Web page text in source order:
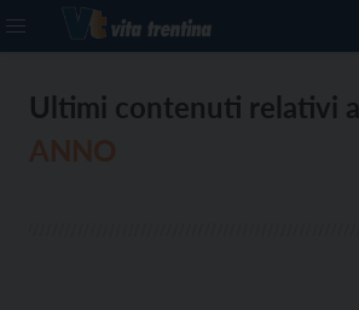
Ultimi contenuti relativi a